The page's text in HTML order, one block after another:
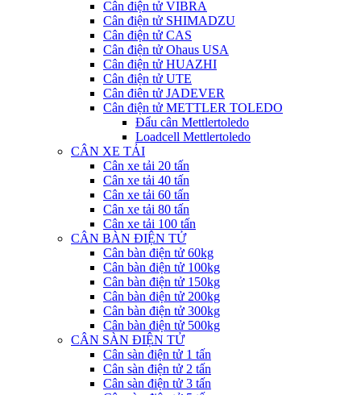
Cân điện tử VIBRA
Cân điện tử SHIMADZU
Cân điện tử CAS
Cân điện tử Ohaus USA
Cân điện tử HUAZHI
Cân điện tử UTE
Cân điên tử JADEVER
Cân điện tử METTLER TOLEDO
Đẩu cân Mettlertoledo
Loadcell Mettlertoledo
CÂN XE TẢI
Cân xe tải 20 tấn
Cân xe tải 40 tấn
Cân xe tải 60 tấn
Cân xe tải 80 tấn
Cân xe tải 100 tấn
CÂN BÀN ĐIỆN TỬ
Cân bàn điện tử 60kg
Cân bàn điện tử 100kg
Cân bàn điện tử 150kg
Cân bàn điện tử 200kg
Cân bàn điện tử 300kg
Cân bàn điện tử 500kg
CÂN SÀN ĐIỆN TỬ
Cân sàn điện tử 1 tấn
Cân sàn điện tử 2 tấn
Cân sàn điện tử 3 tấn